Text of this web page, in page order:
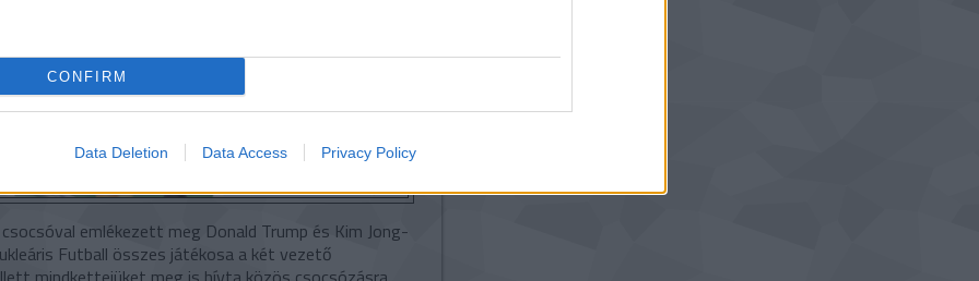
CONFIRM
Data Deletion Data Access Privacy Policy
emlékezett meg Donald Trump és Kim Jong-
Futball összes játékosa a két vezető